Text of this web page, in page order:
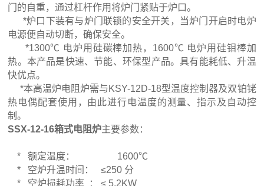
门的自重，通过杠杆作用将炉门紧贴于炉口。
*炉口下装有与炉门联锁的安全开关，当炉门开启时电炉
电源便自动切断，确保安全。
*1300℃ 电炉用硅碳棒加热，1600℃ 电炉用硅钼棒加
热。本产品是快速、节能、环保型产品。具有能耗低、升温
快优点。
*本高温炉电阻炉需与KSY-12D-18型温度控制器及双铂铑
热电偶配套使用，由此进行电温度的测量、指示及自动控
制。
SSX-12-16箱式电阻炉主要参数：
* 额定温度： 1600℃
* 空炉升温时间： ≤250 分
* 空炉损耗功率 ： ≤ 5.2KW